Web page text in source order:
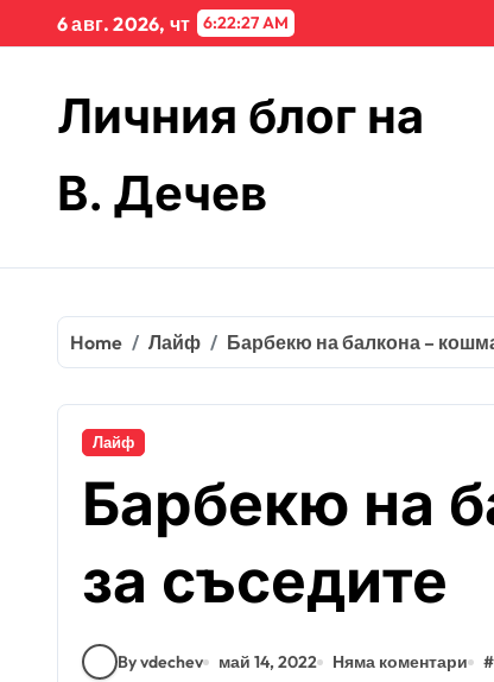
6 авг. 2026, чт 6:22:27 AM
Личния блог на
В. Дечев
Home Лайф Барбекю на балкона –
Лайф
Барбекю на
за съседите
By vdechev май 14, 2022 Няма коментари #